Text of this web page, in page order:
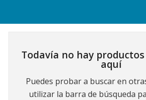
Todavía no hay
aquí
Puedes probar a buscar en
utilizar la barra de búsqueda